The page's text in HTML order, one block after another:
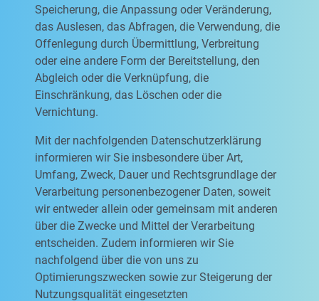
Speicherung, die Anpassung oder Veränderung,
das Auslesen, das Abfragen, die Verwendung, die
Offenlegung durch Übermittlung, Verbreitung
oder eine andere Form der Bereitstellung, den
Abgleich oder die Verknüpfung, die
Einschränkung, das Löschen oder die
Vernichtung.
Mit der nachfolgenden Datenschutzerklärung
informieren wir Sie insbesondere über Art,
Umfang, Zweck, Dauer und Rechtsgrundlage der
Verarbeitung personenbezogener Daten, soweit
wir entweder allein oder gemeinsam mit anderen
über die Zwecke und Mittel der Verarbeitung
entscheiden. Zudem informieren wir Sie
nachfolgend über die von uns zu
Optimierungszwecken sowie zur Steigerung der
Nutzungsqualität eingesetzten